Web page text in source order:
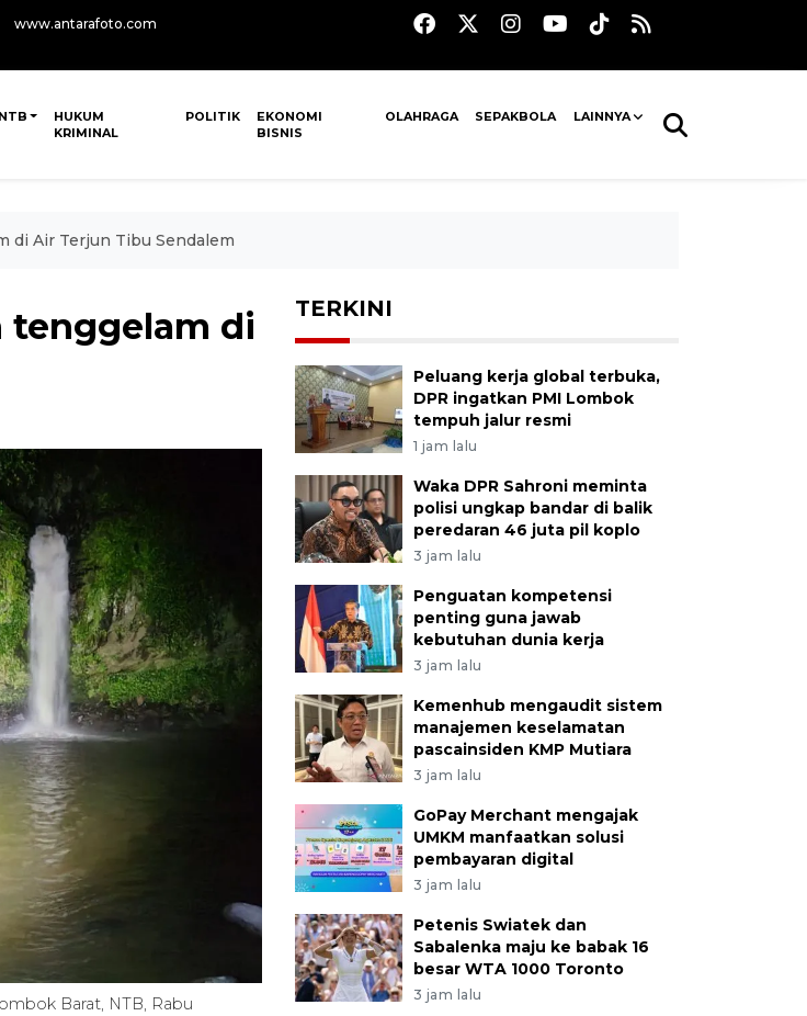
www.antarafoto.com
HUKUM
KRIMINAL
POLITIK
EKONOMI
BISNIS
OLAHRAGA SEPAKBOLA LAINNYA
di Air Terjun Tibu Sendalem
tenggelam di
Barat, NTB, Rabu
TERKINI
Peluang kerja global terbuka,
DPR ingatkan PMI Lombok
tempuh jalur resmi
1 jam lalu
Waka DPR Sahroni meminta
polisi ungkap bandar di balik
peredaran 46 juta pil koplo
3 jam lalu
Penguatan kompetensi
penting guna jawab
kebutuhan dunia kerja
3 jam lalu
Kemenhub mengaudit sistem
manajemen keselamatan
pascainsiden KMP Mutiara
3 jam lalu
GoPay Merchant mengajak
UMKM manfaatkan solusi
pembayaran digital
3 jam lalu
Petenis Swiatek dan
Sabalenka maju ke babak 16
besar WTA 1000 Toronto
3 jam lalu